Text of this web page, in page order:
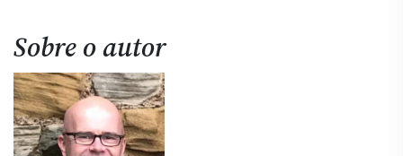
Sobre o autor